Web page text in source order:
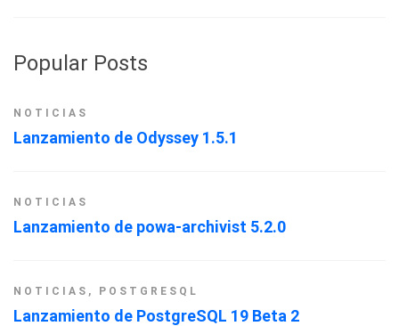
Popular Posts
NOTICIAS
Lanzamiento de Odyssey 1.5.1
NOTICIAS
Lanzamiento de powa-archivist 5.2.0
NOTICIAS , POSTGRESQL
Lanzamiento de PostgreSQL 19 Beta 2